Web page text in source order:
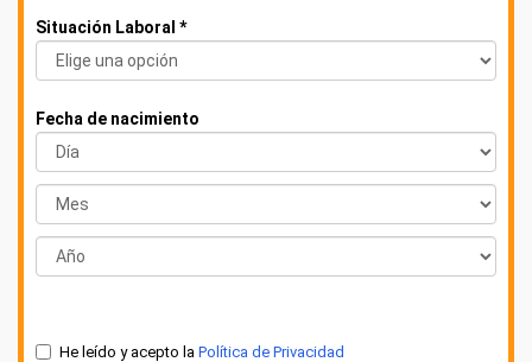
Situación Laboral *
Fecha de nacimiento
He leído y acepto la Política de Privacidad